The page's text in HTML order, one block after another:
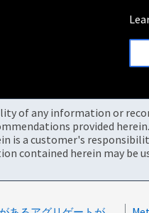
of any information or
provided
a customer's
contained herein may be